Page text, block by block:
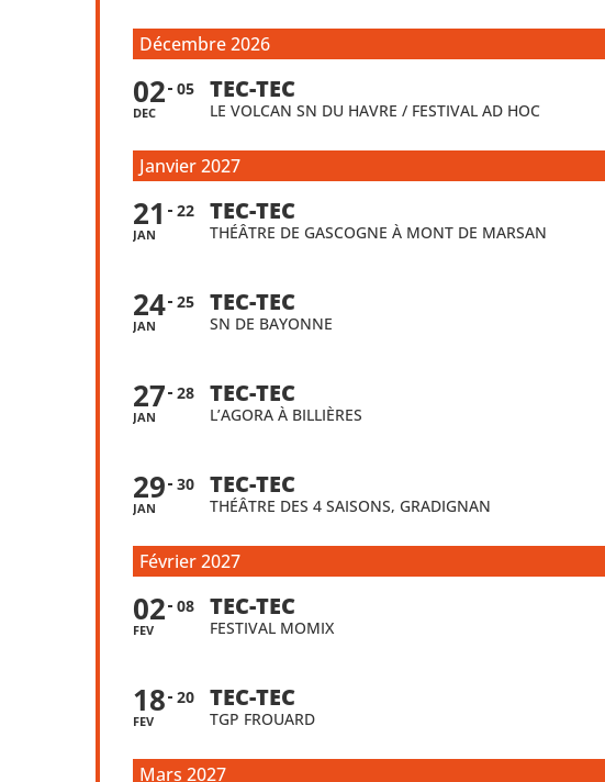
Décembre 2026
02
DEC
05 TEC-TEC
LE VOLCAN SN DU HAVRE / FESTIVAL AD HOC
Janvier 2027
21
JAN
22 TEC-TEC
THÉÂTRE DE GASCOGNE À MONT DE MARSAN
24
JAN
25 TEC-TEC
SN DE BAYONNE
27
JAN
28 TEC-TEC
L’AGORA À BILLIÈRES
29
JAN
30 TEC-TEC
THÉÂTRE DES 4 SAISONS, GRADIGNAN
Février 2027
02
FEV
08 TEC-TEC
FESTIVAL MOMIX
18
FEV
20 TEC-TEC
TGP FROUARD
Mars 2027